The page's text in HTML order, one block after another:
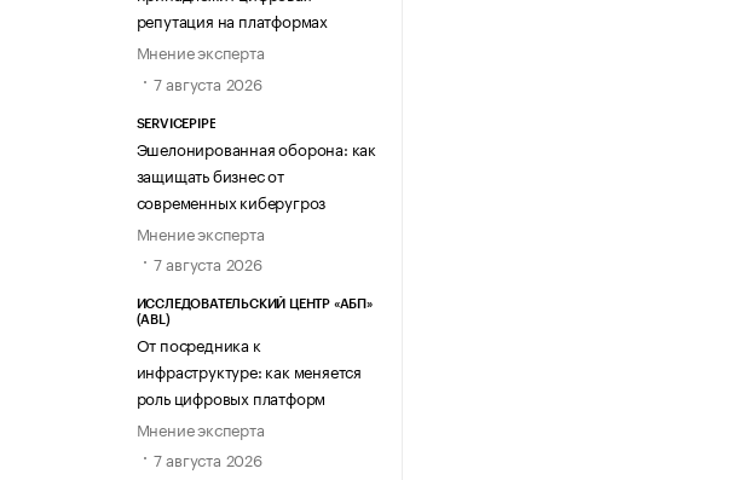
репутация на платформах
Мнение эксперта
7 августа 2026
SERVICEPIPE
Эшелонированная оборона: как
защищать бизнес от
современных киберугроз
Мнение эксперта
7 августа 2026
ИССЛЕДОВАТЕЛЬСКИЙ ЦЕНТР «АБП»
(ABL)
От посредника к
инфраструктуре: как меняется
роль цифровых платформ
Мнение эксперта
7 августа 2026